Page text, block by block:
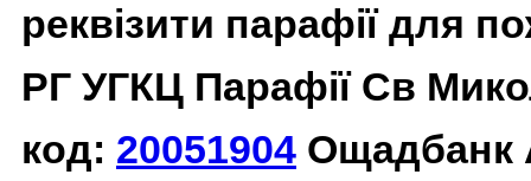
реквізити парафії для
РГ УГКЦ Парафії Св
код: 20051904 Ощадбанк